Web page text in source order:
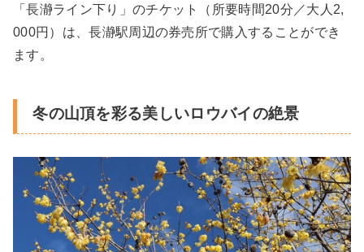
「長瀞ライン下り」のチケット（所要時間20分／大人2,
000円）は、長瀞駅周辺の券売所で購入することができ
ます。
冬の山頂を彩る美しいロウバイの絶景